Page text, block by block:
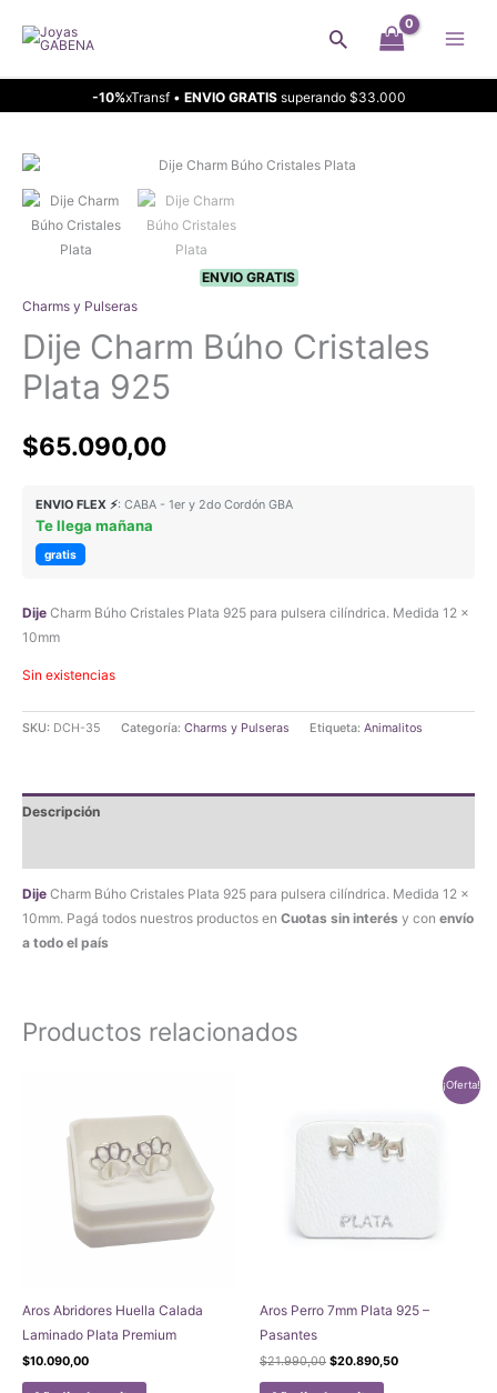
Buscar
-10%xTransf • ENVIO GRATISsuperando $33.000
ENVIO GRATIS
Charms y Pulseras
Dije Charm Búho Cristales
Plata 925
$65.090,00
ENVIO FLEX ⚡: CABA - 1er y 2do Cordón GBA
Te llega mañana
gratis
Dije Charm Búho Cristales Plata 925 para pulsera cilíndrica. Medida 12 x
10mm
Sin existencias
SKU: DCH-35 Categoría: Charms y Pulseras Etiqueta: Animalitos
Descripción
Dije Charm Búho Cristales Plata 925 para pulsera cilíndrica. Medida 12 x
10mm. Pagá todos nuestros productos en Cuotas sin interés y con envío
a todo el país
Productos relacionados
Aros Abridores Huella Calada
Laminado Plata Premium
$10.090,00
¡Oferta!
Aros Perro 7mm Plata 925 –
Pasantes
$21.990,00 El
$20.890,50El